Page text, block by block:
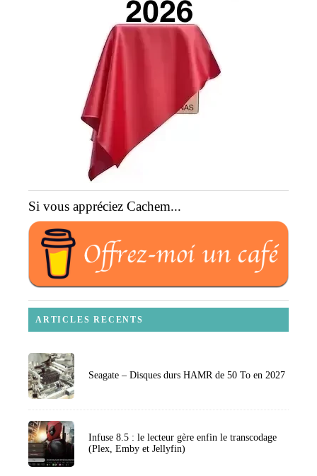
Si vous appréciez Cachem...
ARTICLES RECENTS
Seagate – Disques durs HAMR de 50 To en 2027
Infuse 8.5 : le lecteur gère enfin le transcodage
(Plex, Emby et Jellyfin)